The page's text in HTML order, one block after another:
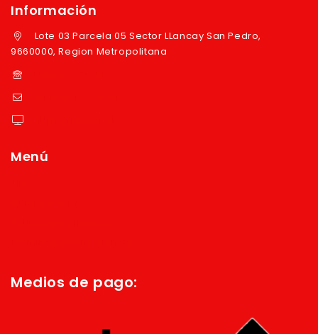
Información
Lote 03 Parcela 05 Sector LLancay San Pedro,
9660000, Region Metropolitana
Menú
Medios de pago: